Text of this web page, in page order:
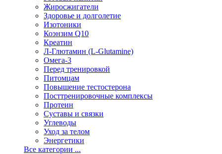
Жиросжигатели
Здоровье и долголетие
Изотоники
Коэнзим Q10
Креатин
Л-Глютамин (L-Glutamine)
Омега-3
Перед тренировкой
Питомцам
Повышение тестостерона
Посттренировочные комплексы
Протеин
Суставы и связки
Углеводы
Уход за телом
Энергетики
Все категории ...